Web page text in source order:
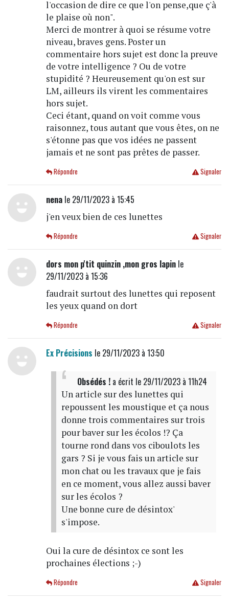
l'occasion de dire ce que l'on pense,que ç'à
le plaise où non".
Merci de montrer à quoi se résume votre
niveau, braves gens. Poster un
commentaire hors sujet est donc la preuve
de votre intelligence ? Ou de votre
stupidité ? Heureusement qu'on est sur
LM, ailleurs ils virent les commentaires
hors sujet.
Ceci étant, quand on voit comme vous
raisonnez, tous autant que vous êtes, on ne
s'étonne pas que vos idées ne passent
jamais et ne sont pas prêtes de passer.
Signaler
Répondre
nenale 29/11/2023 à 15:45
j'en veux bien de ces lunettes
Signaler
Répondre
dors mon p'tit quinzin ,mon gros lapinle
29/11/2023 à 15:36
faudrait surtout des lunettes qui reposent
les yeux quand on dort
Signaler
Répondre
Ex Précisions le 29/11/2023 à 13:50
Obsédés !a écrit le 29/11/2023 à 11h24
Un article sur des lunettes qui
repoussent les moustique et ça nous
donne trois commentaires sur trois
pour baver sur les écolos !? Ça
tourne rond dans vos ciboulots les
gars ? Si je vous fais un article sur
mon chat ou les travaux que je fais
en ce moment, vous allez aussi baver
sur les écolos ?
Une bonne cure de désintox'
s'impose.
Oui la cure de désintox ce sont les
prochaines élections ;-)
Signaler
Répondre